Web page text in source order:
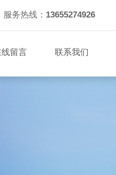
服务热线： 13655274926
留言 联系我们